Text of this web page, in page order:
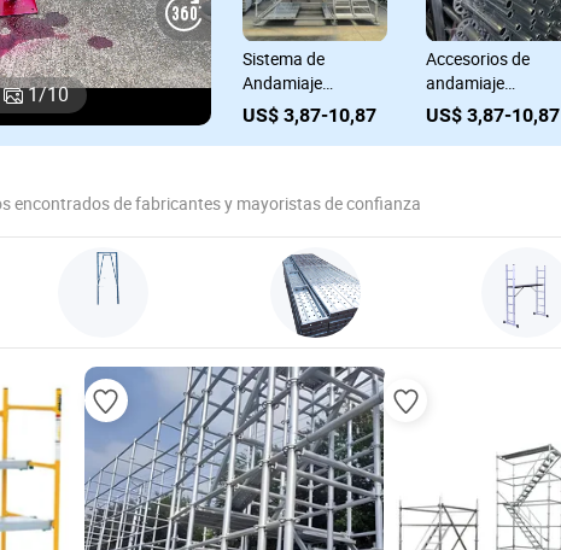
1/10
Tipos de andamios
de fábrica
certificada en
China, acoplador
US$ 0,37-1,07
Sistema de
Andamiaje
Ringlock
Andamiaje Ringlok
US$ 3,87-10,87
Accesorios de
andamiaje
Ringlock
certificados por
US$ 3,87-10,87
encontrados de fabricantes y mayoristas de confianza